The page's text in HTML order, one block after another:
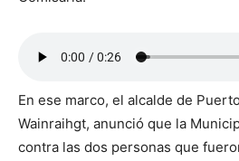
En ese marco, el alcalde de
Wainraihgt, anunció que la
contra las dos personas que